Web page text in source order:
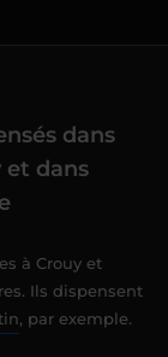
dans
et dans
à Crouy et
Ils dispensent
, par exemple.